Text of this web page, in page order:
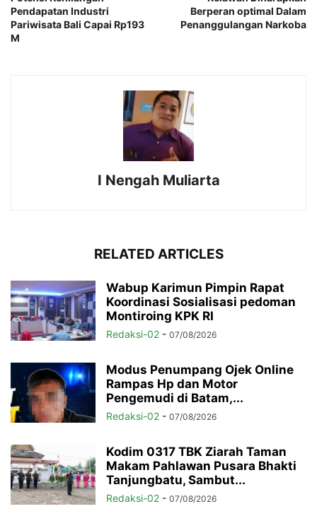
Pendapatan Industri
Pariwisata Bali Capai Rp193
M
Berperan optimal Dalam
Penanggulangan Narkoba
I Nengah Muliarta
RELATED ARTICLES
Wabup Karimun Pimpin Rapat
Koordinasi Sosialisasi pedoman
Montiroing KPK RI
Redaksi-02 - 07/08/2026
Modus Penumpang Ojek Online
Rampas Hp dan Motor
Pengemudi di Batam,...
Redaksi-02 - 07/08/2026
Kodim 0317 TBK Ziarah Taman
Makam Pahlawan Pusara Bhakti
Tanjungbatu, Sambut...
Redaksi-02 - 07/08/2026